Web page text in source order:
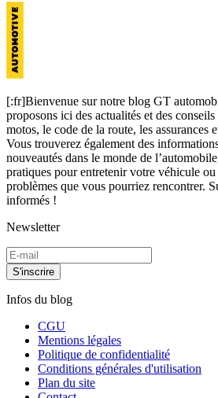
[:fr]Bienvenue sur notre blog GT
proposons ici des actualités et des
motos, le code de la route, les assurances
Vous trouverez également des
nouveautés dans le monde de
pratiques pour entretenir votre véhicule ou
problèmes que vous pourriez rencontrer.
informés !
Newsletter
S'inscrire
Infos du blog
CGU
Mentions légales
Politique de confidentialité
Conditions générales d'utilisation
Plan du site